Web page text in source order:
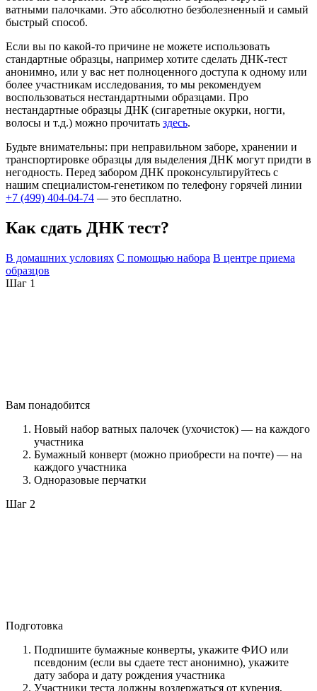
ватными палочками. Это абсолютно безболезненный и самый
быстрый способ.
Если вы по какой-то причине не можете использовать
стандартные образцы, например хотите сделать ДНК-тест
анонимно, или у вас нет полноценного доступа к одному или
более участникам исследования, то мы рекомендуем
воспользоваться нестандартными образцами. Про
нестандартные образцы ДНК (сигаретные окурки, ногти,
волосы и т.д.) можно прочитать здесь.
Будьте внимательны: при неправильном заборе, хранении и
транспортировке образцы для выделения ДНК могут придти в
негодность. Перед забором ДНК проконсультируйтесь с
нашим специалистом-генетиком по телефону горячей линии
+7 (499) 404-04-74 — это бесплатно.
Как сдать ДНК тест?
В домашних условиях С помощью набора В центре приема
образцов
Шаг 1
Вам понадобится
Новый набор ватных палочек (ухочисток) — на каждого
участника
Бумажный конверт (можно приобрести на почте) — на
каждого участника
Одноразовые перчатки
Шаг 2
Подготовка
Подпишите бумажные конверты, укажите ФИО или
псевдоним (если вы сдаете тест анонимно), укажите
дату забора и дату рождения участника
Участники теста должны воздержаться от курения,